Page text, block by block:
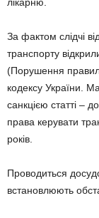
лікарню.
За фактом слідчі
транспорту
(Порушення правил
кодексу України.
санкцією статті –
права керувати
років.
Проводиться
встановлюють